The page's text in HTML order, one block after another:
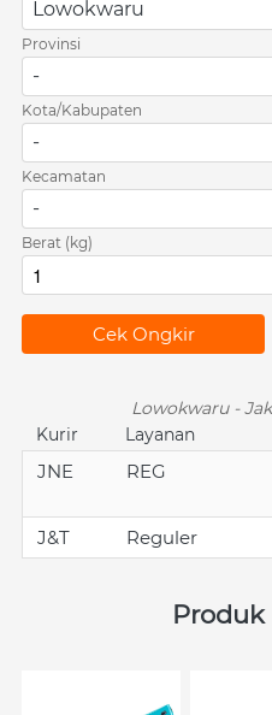
Lowokwaru
Provinsi
-
Kota/Kabupaten
-
Kecamatan
-
Berat (kg)
`
Cek Ongkir
Lowokwaru -
Kurir
Layanan
JNE REG
J&T
Reguler
Produk